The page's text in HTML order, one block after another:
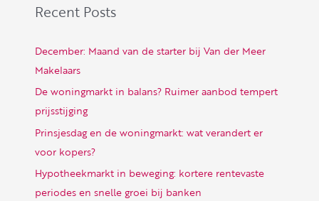
Recent Posts
December: Maand van de starter bij Van der Meer
Makelaars
De woningmarkt in balans? Ruimer aanbod tempert
prijsstijging
Prinsjesdag en de woningmarkt: wat verandert er
voor kopers?
Hypotheekmarkt in beweging: kortere rentevaste
periodes en snelle groei bij banken